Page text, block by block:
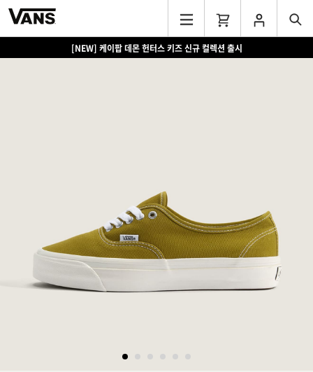
[NEW] 케이팝 데몬 헌터스 키즈 신규 컬렉션 출시
[EVENT] 15만원 이상 구매 시 쿨러백 증정